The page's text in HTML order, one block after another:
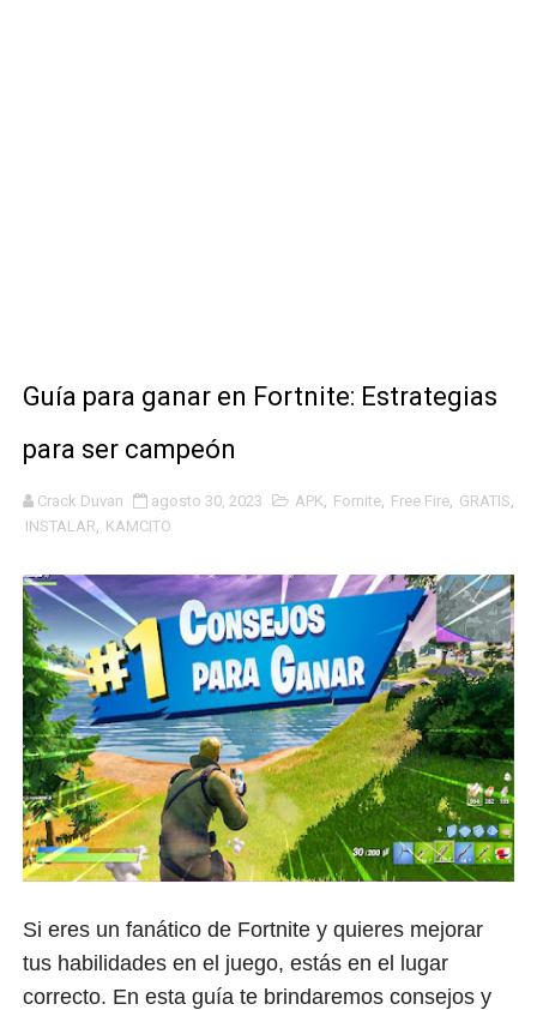
Guía para ganar en Fortnite: Estrategias
para ser campeón
Crack Duvan agosto 30, 2023 APK, Fornite, Free Fire, GRATIS,
INSTALAR, KAMCITO
Si eres un fanático de Fortnite y quieres mejorar
tus habilidades en el juego, estás en el lugar
correcto. En esta guía te brindaremos consejos y